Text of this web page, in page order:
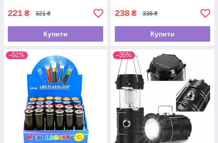
221 ₴ 321 ₴
Купити
238 ₴ 338 ₴
Купити
–51% –35%